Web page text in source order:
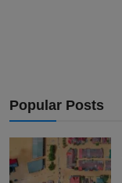
Popular Posts